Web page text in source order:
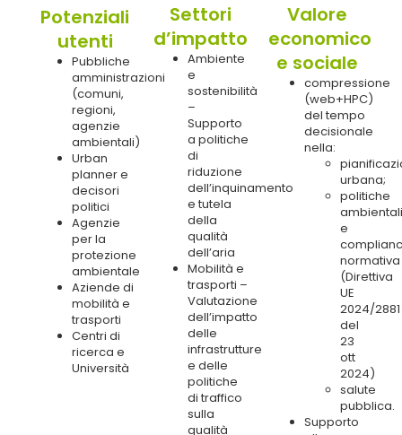
Potenziali
utenti
Pubbliche
amministrazioni
(comuni,
regioni,
agenzie
ambientali)
Urban
planner e
decisori
politici
Agenzie
per la
protezione
ambientale
Aziende di
mobilità e
trasporti
Centri di
ricerca e
Università
Settori
d’impatto
Ambiente
e
sostenibilità
–
Supporto
a politiche
di
riduzione
dell’inquinamento
e tutela
della
qualità
dell’aria
Mobilità e
trasporti –
Valutazione
dell’impatto
delle
infrastrutture
e delle
politiche
di traffico
sulla
qualità
Valore
economico
e sociale
compressione
(web+HPC)
del tempo
decisionale
nella:
urbana;
politiche
ambientali
e
normativa
(Direttiva
UE
2024/2881
del
23
ott
2024)
salute
pubblica.
Supporto